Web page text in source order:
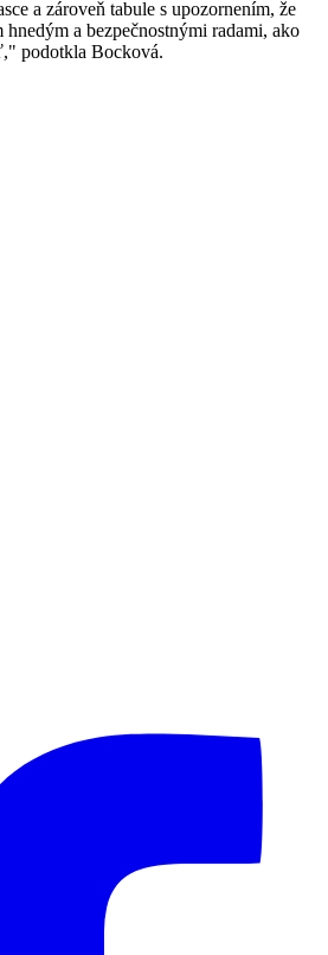
a zároveň tabule s upozornením, že
a bezpečnostnými radami, ako
podotkla Bocková.